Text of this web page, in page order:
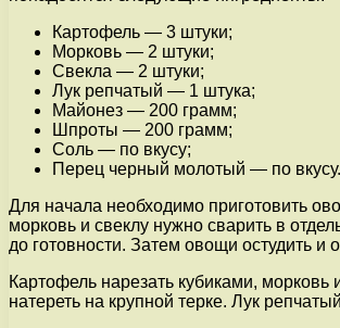
Картофель — 3 штуки;
Морковь — 2 штуки;
Свекла — 2 штуки;
Лук репчатый — 1 штука;
Майонез — 200 грамм;
Шпроты — 200 грамм;
Соль — по вкусу;
Перец черный молотый — по вкусу.
Для начала необходимо приготовить
морковь и свеклу нужно сварить в
до готовности. Затем овощи остудить и
Картофель нарезать кубиками, морковь
натереть на крупной терке. Лук